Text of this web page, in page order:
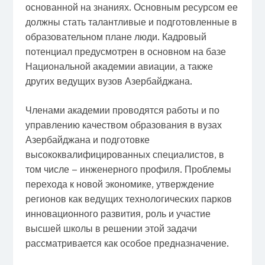
основанной на знаниях. Основным ресурсом ее
должны стать талантливые и подготовленные в
образовательном плане люди. Кадровый
потенциал предусмотрен в основном на базе
Национальной академии авиации, а также
других ведущих вузов Азербайджана.
Членами академии проводятся работы и по
управлению качеством образования в вузах
Азербайджана и подготовке
высококвалифицированных специалистов, в
том числе – инженерного профиля. Проблемы
перехода к новой экономике, утверждение
регионов как ведущих технологических парков
инновационного развития, роль и участие
высшей школы в решении этой задачи
рассматривается как особое предназначение.